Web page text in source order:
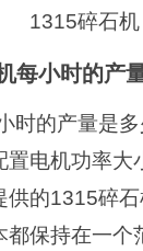
1315碎石机
每小时的产
时的产量是
电机功率大
供的1315碎
都保持在一个